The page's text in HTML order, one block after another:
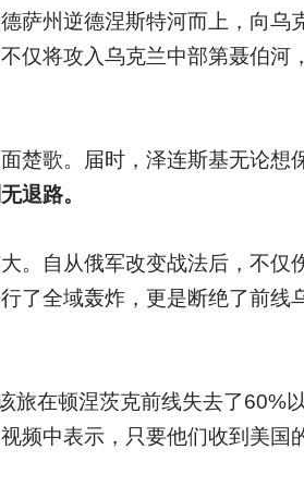
萨州逆德涅斯特河而上，向乌
仅将攻入乌克兰中部第聂伯河
楚歌。届时，泽连斯基无论想
退路。
。自从俄军改变战法后，不仅
了全域轰炸，更是断绝了前线
旅在顿涅茨克前线失去了60%
频中表示，只要他们收到美国